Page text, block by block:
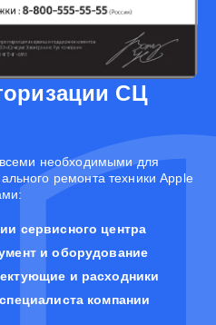
СЦ
необходимыми для
ремонта техники Apple
сервисного центра
и оборудование
и расходники
компании